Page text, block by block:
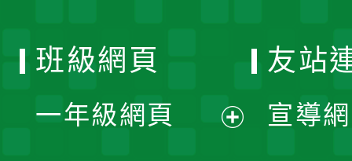
班級網頁
一年級網頁
友站
宣導